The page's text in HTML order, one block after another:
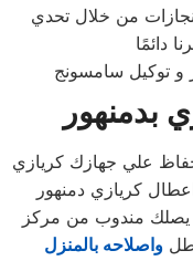
من خلال تحدي
و توكيل سامسونج
بدمنهور
علي جهازك كريازي
كريازي دمنهور
يصلك مندوب من مركز
واصلاحه بالمنزل